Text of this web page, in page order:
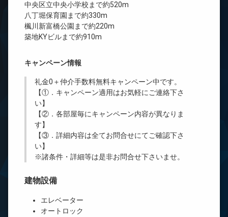
中央区立中央小学校まで約520m
八丁堀保育園まで約330m
楓川新富橋公園まで約220m
築地KYビルまで約910m
キャンペーン情報
礼金0 ＋仲介手数料無料キャンペーン中です。
【①．キャンペーン適用はお気軽にご連絡下さ
い】
【②．各部屋毎にキャンペーン内容が異なりま
す】
【③．詳細内容は全てお問合せにてご確認下さ
い】
※諸条件・詳細等は是非お問合せ下さいませ。
建物設備
エレベーター
オートロック